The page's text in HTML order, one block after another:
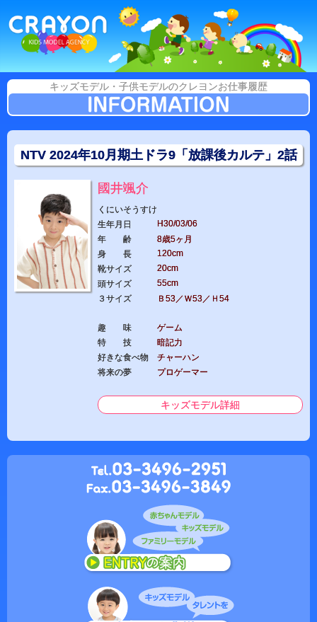
キッズモデル・子供モデルのクレヨンお仕事履歴
NTV 2024年10月期土ドラ9「放課後カルテ」2話
國井颯介
くにいそうすけ
生年月日
H30/03/06
年 齢
8歳5ヶ月
身 長
120cm
靴サイズ
20cm
頭サイズ
55cm
３サイズ
Ｂ53／Ｗ53／Ｈ54
趣 味
ゲーム
特 技
暗記力
好きな食べ物
チャーハン
将来の夢
プロゲーマー
キッズモデル詳細